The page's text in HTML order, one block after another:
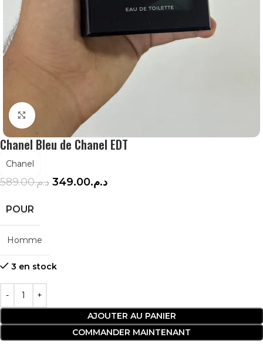
Agrandir
Chanel Bleu de Chanel EDT
Chanel
د.م.589.00 د.م.349.00
POUR
Homme
3 en stock
AJOUTER AU PANIER
COMMANDER MAINTENANT